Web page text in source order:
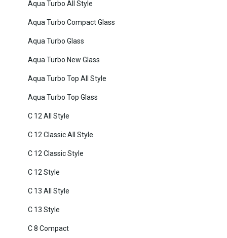
Aqua Turbo All Style
Aqua Turbo Compact Glass
Aqua Turbo Glass
Aqua Turbo New Glass
Aqua Turbo Top All Style
Aqua Turbo Top Glass
C 12 All Style
C 12 Classic All Style
C 12 Classic Style
C 12 Style
C 13 All Style
C 13 Style
C 8 Compact